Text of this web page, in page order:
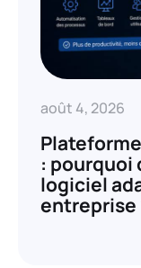
août 4, 2026
: pourquoi
logiciel
entreprise